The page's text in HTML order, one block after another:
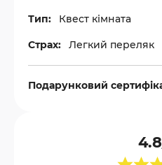
Тип: Квест кімната
Страх: Легкий переляк
Подарунковий